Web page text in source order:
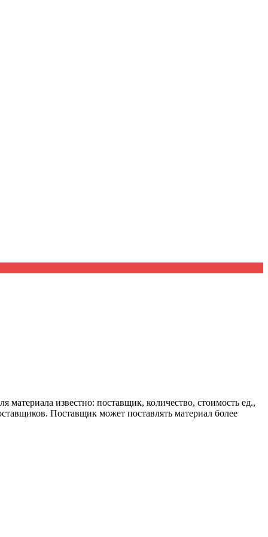
известно: поставщик, количество, стоимость ед.,
Поставщик может поставлять материал более